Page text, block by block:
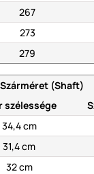
267
273
279
Szárméret (Shaft)
szélessége
34,4 cm
31,4 cm
32 cm